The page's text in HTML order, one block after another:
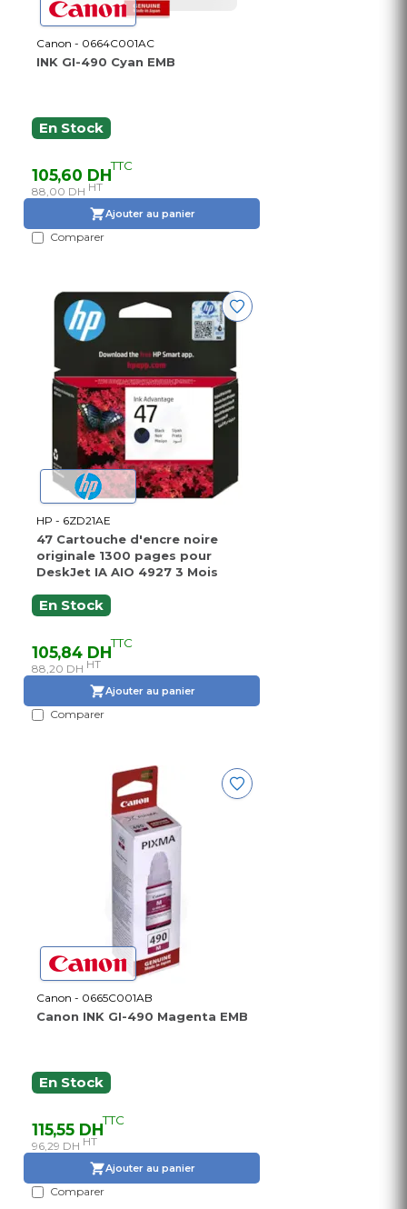
Canon - 0664C001AC
INK GI-490 Cyan EMB
En Stock
105,60 DHTTC
88,00 DH HT
Ajouter au panier
Comparer
HP - 6ZD21AE
47 Cartouche d'encre noire
originale 1300 pages pour
DeskJet IA AIO 4927 3 Mois
En Stock
105,84 DHTTC
88,20 DH HT
Ajouter au panier
Comparer
Canon - 0665C001AB
Canon INK GI-490 Magenta EMB
En Stock
115,55 DHTTC
96,29 DH HT
Ajouter au panier
Comparer